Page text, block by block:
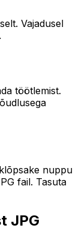
Vajadusel
töötlemist.
nuppu
fail. Tasuta
JPG